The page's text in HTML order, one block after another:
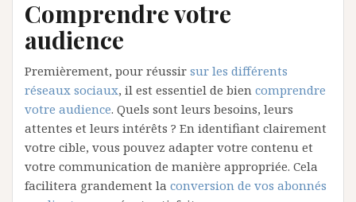
Comprendre votre
audience
Premièrement, pour réussir sur les différents
réseaux sociaux, il est essentiel de bien comprendre
votre audience. Quels sont leurs besoins, leurs
attentes et leurs intérêts ? En identifiant clairement
votre cible, vous pouvez adapter votre contenu et
votre communication de manière appropriée. Cela
facilitera grandement la conversion de vos abonnés